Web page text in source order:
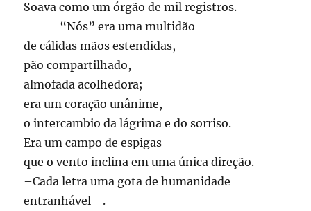
Soava como um órgão de mil registros.
“Nós” era uma multidão
de cálidas mãos estendidas,
pão compartilhado,
almofada acolhedora;
era um coração unânime,
o intercambio da lágrima e do sorriso.
Era um campo de espigas
que o vento inclina em uma única direção.
–Cada letra uma gota de humanidade
entranhável –.